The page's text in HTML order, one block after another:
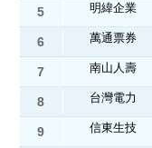
5 明緯企業
6 萬通票券
7 南山人壽
8 台灣電力
9 信東生技